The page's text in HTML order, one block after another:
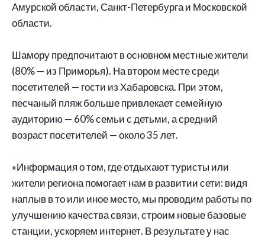
Амурской области, Санкт-Петербурга и Московской
области.
Шамору предпочитают в основном местные жители
(80% — из Приморья). На втором месте среди
посетителей — гости из Хабаровска. При этом,
песчаный пляж больше привлекает семейную
аудиторию — 60% семьи с детьми, а средний
возраст посетителей — около 35 лет.
«Информация о том, где отдыхают туристы или
жители региона помогает нам в развитии сети: видя
наплыв в то или иное место, мы проводим работы по
улучшению качества связи, строим новые базовые
станции, ускоряем интернет. В результате у нас